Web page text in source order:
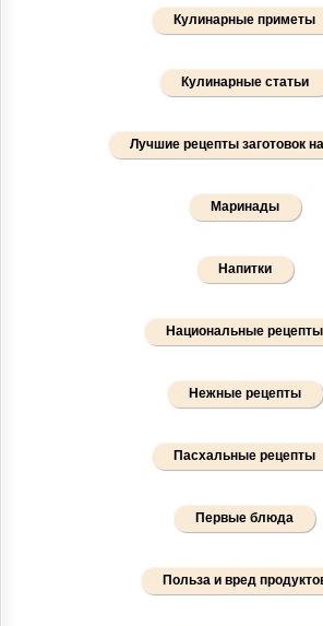
Кулинарные приметы
Кулинарные статьи
Лучшие рецепты заготовок
Маринады
Напитки
Национальные рецепты
Нежные рецепты
Пасхальные рецепты
Первые блюда
Польза и вред